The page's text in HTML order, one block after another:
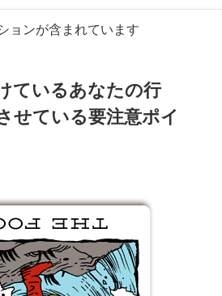
ョンが含まれています
ているあなたの行
せている要注意ポイ